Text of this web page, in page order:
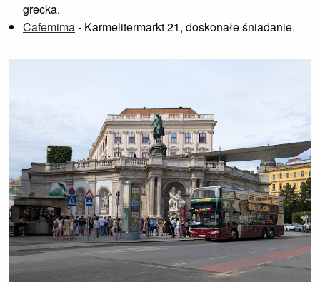
grecka.
Cafemima- Karmelitermarkt 21, doskonałe śniadanie.